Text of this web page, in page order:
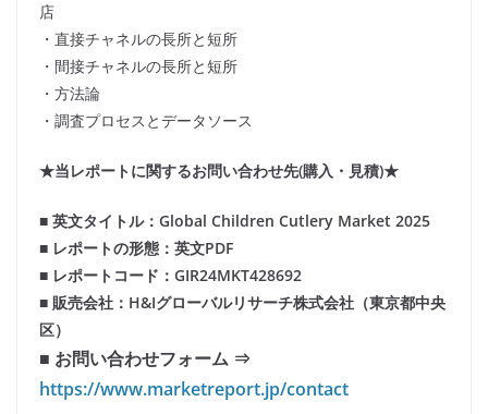
店
・直接チャネルの長所と短所
・間接チャネルの長所と短所
・方法論
・調査プロセスとデータソース
★当レポートに関するお問い合わせ先(購入・見積)★
■ 英文タイトル：Global Children Cutlery Market 2025
■ レポートの形態：英文PDF
■ レポートコード：GIR24MKT428692
■ 販売会社：H&Iグローバルリサーチ株式会社（東京都中央
区）
■ お問い合わせフォーム ⇒
https://www.marketreport.jp/contact